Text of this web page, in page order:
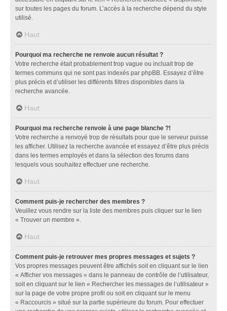
sur toutes les pages du forum. L’accès à la recherche dépend du style
utilisé.
Haut
Pourquoi ma recherche ne renvoie aucun résultat ?
Votre recherche était probablement trop vague ou incluait trop de
termes communs qui ne sont pas indexés par phpBB. Essayez d’être
plus précis et d’utiliser les différents filtres disponibles dans la
recherche avancée.
Haut
Pourquoi ma recherche renvoie à une page blanche ?!
Votre recherche a renvoyé trop de résultats pour que le serveur puisse
les afficher. Utilisez la recherche avancée et essayez d’être plus précis
dans les termes employés et dans la sélection des forums dans
lesquels vous souhaitez effectuer une recherche.
Haut
Comment puis-je rechercher des membres ?
Veuillez vous rendre sur la liste des membres puis cliquer sur le lien
« Trouver un membre ».
Haut
Comment puis-je retrouver mes propres messages et sujets ?
Vos propres messages peuvent être affichés soit en cliquant sur le lien
« Afficher vos messages » dans le panneau de contrôle de l’utilisateur,
soit en cliquant sur le lien « Rechercher les messages de l’utilisateur »
sur la page de votre propre profil ou soit en cliquant sur le menu
« Raccourcis » situé sur la partie supérieure du forum. Pour effectuer